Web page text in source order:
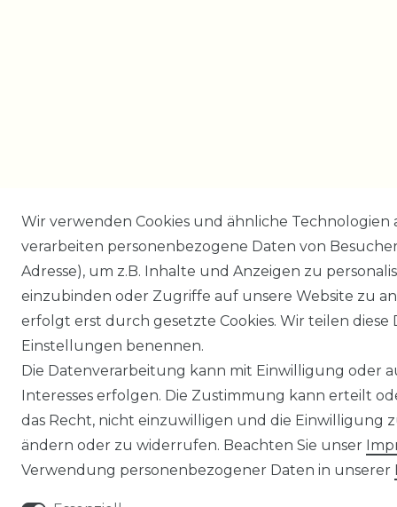
Wir verwenden Cookies und ähnliche
verarbeiten personenbezogene Daten von
Adresse), um z.B. Inhalte und Anzeigen zu
einzubinden oder Zugriffe auf unsere Website zu
erfolgt erst durch gesetzte Cookies. Wir teilen
Einstellungen benennen.
Die Datenverarbeitung kann mit Einwilligung oder
Interesses erfolgen. Die Zustimmung kann erteilt
das Recht, nicht einzuwilligen und die Einwilligung
ändern oder zu widerrufen. Beachten Sie unser
Verwendung personenbezogener Daten in unserer